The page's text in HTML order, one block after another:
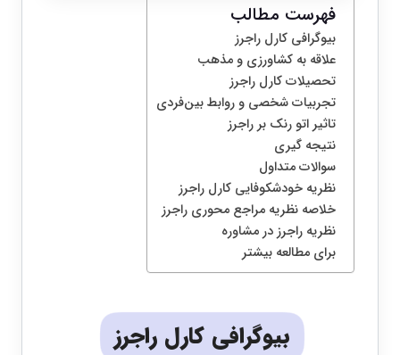
فهرست مطالب
بیوگرافی کارل راجرز
علاقه به کشاورزی و مذهب
تحصیلات کارل راجرز
تجربیات شخصی و روابط بین‌فردی
تاثیر اتو رنک بر راجرز
نتیجه گیری
سوالات متداول
نظریه خودشکوفایی کارل راجرز
خلاصه نظریه مراجع محوری راجرز
نظریه راجرز در مشاوره
برای مطالعه بیشتر
بیوگرافی کارل راجرز